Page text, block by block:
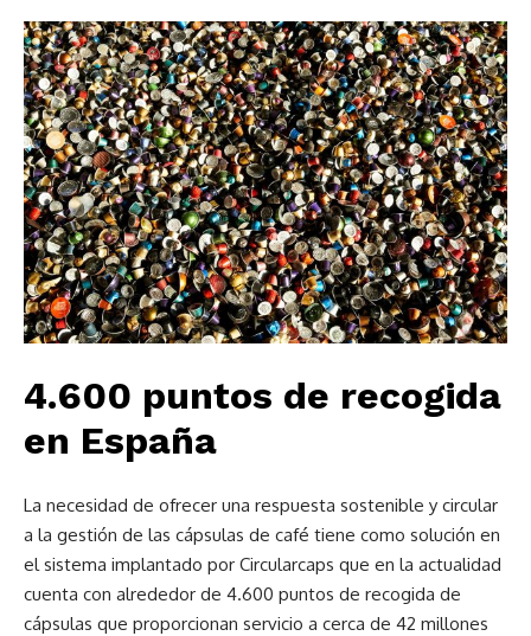
4.600 puntos de recogida
en España
La necesidad de ofrecer una respuesta sostenible y circular
a la gestión de las cápsulas de café tiene como solución en
el sistema implantado por Circularcaps que en la actualidad
cuenta con alrededor de 4.600 puntos de recogida de
cápsulas que proporcionan servicio a cerca de 42 millones